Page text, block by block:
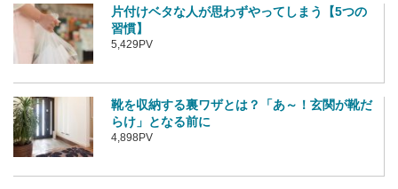
片付けベタな人が思わずやってしまう【5つの
習慣】
5,429PV
靴を収納する裏ワザとは？「あ～！玄関が靴だ
らけ」となる前に
4,898PV